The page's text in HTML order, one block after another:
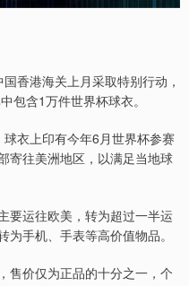
香港海关上月采取特别行动，
包含1万件世界杯球衣。
衣上印有今年6月世界杯参赛
寄往美洲地区，以满足当地球
要运往欧美，转为超过一半运
手机、手表等高价值物品。
售价仅为正品的十分之一，个